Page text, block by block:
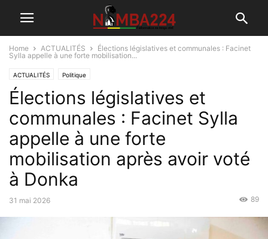
Home ACTUALITÉS
Élections législatives et communales : Facinet
Sylla appelle à une forte mobilisation...
ACTUALITÉS Politique
Élections législatives et
communales : Facinet Sylla
appelle à une forte
mobilisation après avoir voté
à Donka
31 mai 2026 89